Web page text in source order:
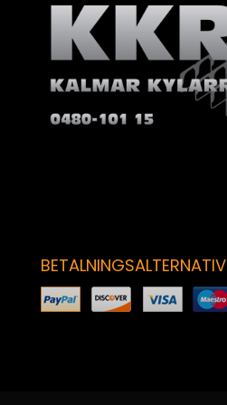
BETALNINGSALTERNATIV